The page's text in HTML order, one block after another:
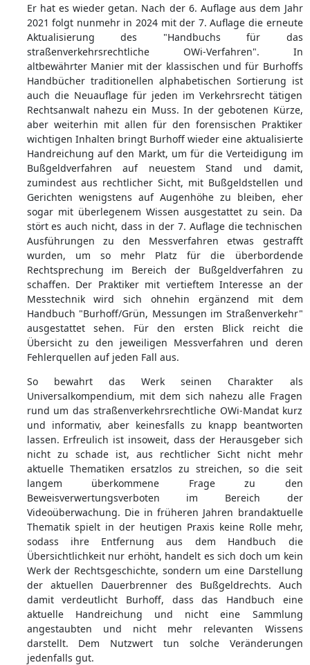
Er hat es wieder getan. Nach der 6. Auflage aus dem Jahr
2021 folgt nunmehr in 2024 mit der 7. Auflage die erneute
Aktualisierung des "Handbuchs für das
straßenverkehrsrechtliche OWi-Verfahren". In
altbewährter Manier mit der klassischen und für Burhoffs
Handbücher traditionellen alphabetischen Sortierung ist
auch die Neuauflage für jeden im Verkehrsrecht tätigen
Rechtsanwalt nahezu ein Muss. In der gebotenen Kürze,
aber weiterhin mit allen für den forensischen Praktiker
wichtigen Inhalten bringt Burhoff wieder eine aktualisierte
Handreichung auf den Markt, um für die Verteidigung im
Bußgeldverfahren auf neuestem Stand und damit,
zumindest aus rechtlicher Sicht, mit Bußgeldstellen und
Gerichten wenigstens auf Augenhöhe zu bleiben, eher
sogar mit überlegenem Wissen ausgestattet zu sein. Da
stört es auch nicht, dass in der 7. Auflage die technischen
Ausführungen zu den Messverfahren etwas gestrafft
wurden, um so mehr Platz für die überbordende
Rechtsprechung im Bereich der Bußgeldverfahren zu
schaffen. Der Praktiker mit vertieftem Interesse an der
Messtechnik wird sich ohnehin ergänzend mit dem
Handbuch "Burhoff/Grün, Messungen im Straßenverkehr"
ausgestattet sehen. Für den ersten Blick reicht die
Übersicht zu den jeweiligen Messverfahren und deren
Fehlerquellen auf jeden Fall aus.
So bewahrt das Werk seinen Charakter als
Universalkompendium, mit dem sich nahezu alle Fragen
rund um das straßenverkehrsrechtliche OWi-Mandat kurz
und informativ, aber keinesfalls zu knapp beantworten
lassen. Erfreulich ist insoweit, dass der Herausgeber sich
nicht zu schade ist, aus rechtlicher Sicht nicht mehr
aktuelle Thematiken ersatzlos zu streichen, so die seit
langem überkommene Frage zu den
Beweisverwertungsverboten im Bereich der
Videoüberwachung. Die in früheren Jahren brandaktuelle
Thematik spielt in der heutigen Praxis keine Rolle mehr,
sodass ihre Entfernung aus dem Handbuch die
Übersichtlichkeit nur erhöht, handelt es sich doch um kein
Werk der Rechtsgeschichte, sondern um eine Darstellung
der aktuellen Dauerbrenner des Bußgeldrechts. Auch
damit verdeutlicht Burhoff, dass das Handbuch eine
aktuelle Handreichung und nicht eine Sammlung
angestaubten und nicht mehr relevanten Wissens
darstellt. Dem Nutzwert tun solche Veränderungen
jedenfalls gut.